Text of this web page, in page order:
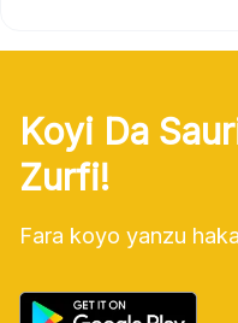
Koyi Da
Zurfi!
Fara koyo yanzu